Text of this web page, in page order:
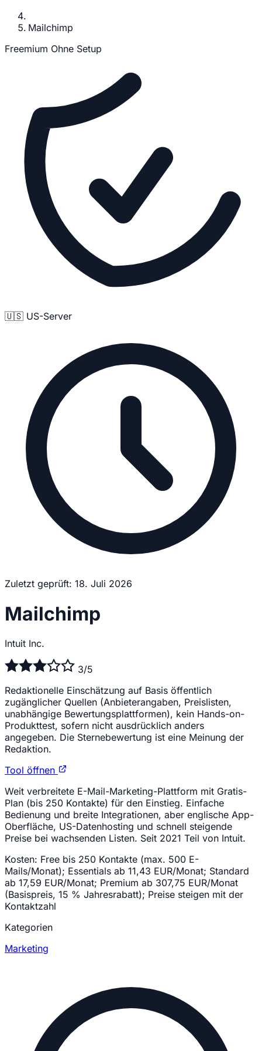
Mailchimp
Freemium Ohne Setup
🇺🇸 US-Server
Zuletzt geprüft: 18. Juli 2026
Mailchimp
Intuit Inc.
3/5
Redaktionelle Einschätzung auf Basis öffentlich
zugänglicher Quellen (Anbieterangaben, Preislisten,
unabhängige Bewertungsplattformen), kein Hands-on-
Produkttest, sofern nicht ausdrücklich anders
angegeben. Die Sternebewertung ist eine Meinung der
Redaktion.
Tool öffnen
Weit verbreitete E-Mail-Marketing-Plattform mit Gratis-
Plan (bis 250 Kontakte) für den Einstieg. Einfache
Bedienung und breite Integrationen, aber englische App-
Oberfläche, US-Datenhosting und schnell steigende
Preise bei wachsenden Listen. Seit 2021 Teil von Intuit.
Kosten: Free bis 250 Kontakte (max. 500 E-
Mails/Monat); Essentials ab 11,43 EUR/Monat; Standard
ab 17,59 EUR/Monat; Premium ab 307,75 EUR/Monat
(Basispreis, 15 % Jahresrabatt); Preise steigen mit der
Kontaktzahl
Kategorien
Marketing